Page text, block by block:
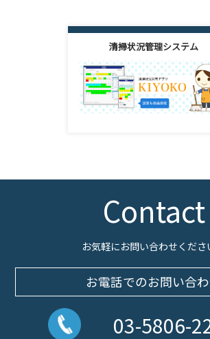
清掃状況管理システム
Contact
お気軽にお問い合わせくださ
お電話でのお問い合
03-5806-